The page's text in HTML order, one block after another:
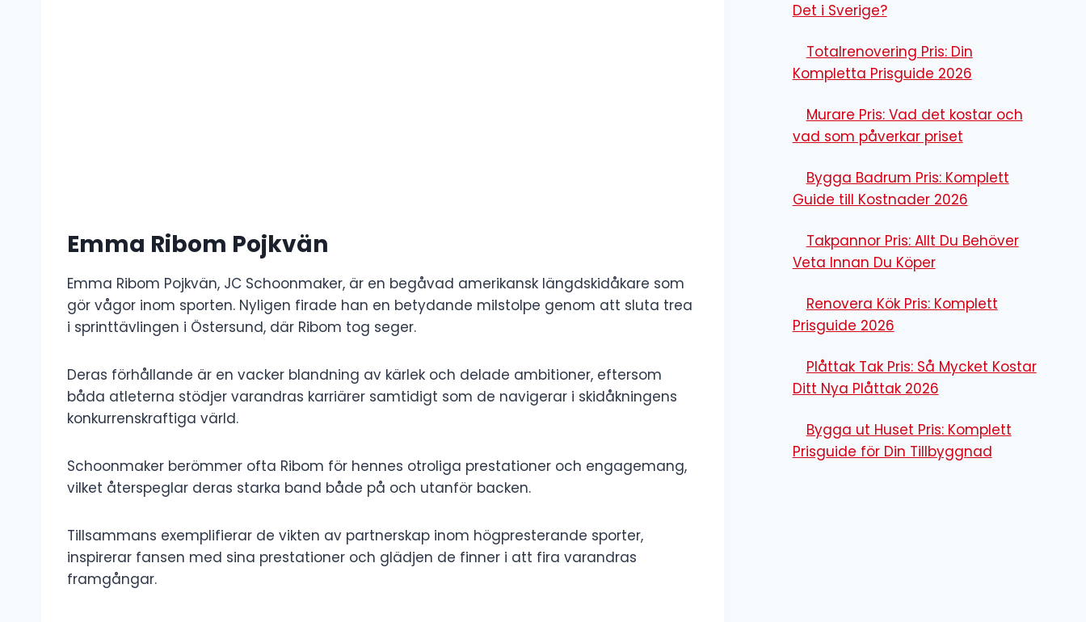
Emma Ribom Pojkvän
Emma Ribom Pojkvän, JC Schoonmaker, är en begåvad amerikansk längdskidåkare som
gör vågor inom sporten. Nyligen firade han en betydande milstolpe genom att sluta trea
i sprinttävlingen i Östersund, där Ribom tog seger.
Deras förhållande är en vacker blandning av kärlek och delade ambitioner, eftersom
båda atleterna stödjer varandras karriärer samtidigt som de navigerar i skidåkningens
konkurrenskraftiga värld.
Schoonmaker berömmer ofta Ribom för hennes otroliga prestationer och engagemang,
vilket återspeglar deras starka band både på och utanför backen.
Tillsammans exemplifierar de vikten av partnerskap inom högpresterande sporter,
inspirerar fansen med sina prestationer och glädjen de finner i att fira varandras
framgångar.
Det i Sverige?
Totalrenovering Pris: Din
Kompletta Prisguide 2026
Murare Pris: Vad det kostar och
vad som påverkar priset
Bygga Badrum Pris: Komplett
Guide till Kostnader 2026
Takpannor Pris: Allt Du Behöver
Veta Innan Du Köper
Renovera Kök Pris: Komplett
Prisguide 2026
Plåttak Tak Pris: Så Mycket Kostar
Ditt Nya Plåttak 2026
Bygga ut Huset Pris: Komplett
Prisguide för Din Tillbyggnad